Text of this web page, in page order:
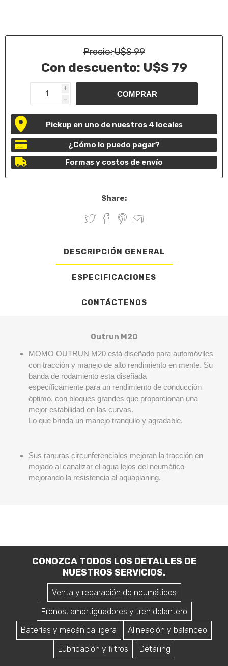
Precio:U$S 99
Con descuento: U$S 79
i
h
Pickup en uno de nuestros 4 locales
¿Cómo lo puedo pagar?
Formas y costos de envío
Share:
DESCRIPCIÓN GENERAL
ESPECIFICACIONES
CONTÁCTENOS
Outrun M20
MOMO OUTRUN M20 está diseñado para automóviles
con tracción y manejo de alto rendimiento en mente. Su
banda de rodamiento esta diseñada
específicamente para un rendimiento de conducción
óptimo, con bloques grandes que proporcionan una
mejor estabilidad en las curvas.
Lo que brinda un manejo tranquilo y agradable.
Sus ranuras circunferenciales mejoran la tracción en
mojado al canalizar el agua lejos del neumático
mejorando la resistencia al aquaplaning.
CONOZCA TODOS LOS DETALLES DE
NUESTROS SERVICIOS.
Venta y reparación de neumáticos
Frenos, amortiguadores y tren delantero
Baterías y mecánica ligera
Alineación y balanceo
Lubricación y filtros
Detailing